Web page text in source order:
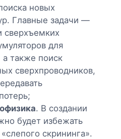
новых
Главные задачи —
сверхъемких
для
а также поиск
сверхпроводников,
. В создании
будет избежать
скрининга».